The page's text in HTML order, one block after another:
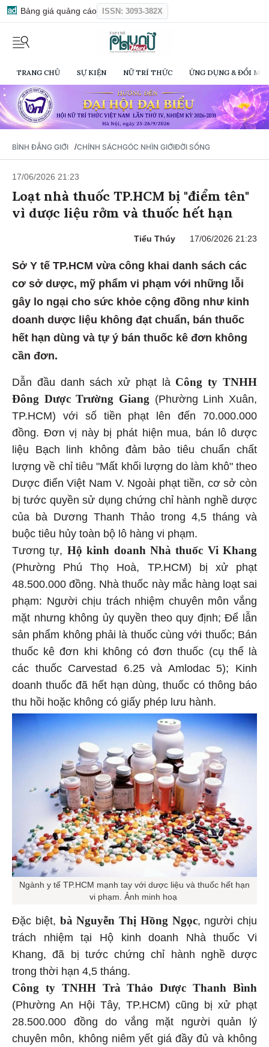
Bảng giá quảng cáo ISSN: 3093-382X
TRANG CHỦ SỰ KIỆN NỮ TRÍ THỨC ỨNG DỤNG & ĐỔI
BÌNH ĐẲNG GIỚI /CHÍNH SÁCHGÓC NHÌN GIỚIĐỜI SỐNG
17/06/2026 21:23
Loạt nhà thuốc TP.HCM bị "điểm tên"
vì dược liệu rởm và thuốc hết hạn
Tiểu Thúy 17/06/2026 21:23
Sở Y tế TP.HCM vừa công khai danh sách các
cơ sở dược, mỹ phẩm vi phạm với những lỗi
gây lo ngại cho sức khỏe cộng đồng như kinh
doanh dược liệu không đạt chuẩn, bán thuốc
hết hạn dùng và tự ý bán thuốc kê đơn không
cần đơn.
Dẫn đầu danh sách xử phạt là Công ty TNHH
Đông Dược Trường Giang (Phường Linh Xuân,
TP.HCM) với số tiền phạt lên đến 70.000.000
đồng. Đơn vị này bị phát hiện mua, bán lô dược
liệu Bạch linh không đảm bảo tiêu chuẩn chất
lượng về chỉ tiêu "Mất khối lượng do làm khô" theo
Dược điển Việt Nam V. Ngoài phạt tiền, cơ sở còn
bị tước quyền sử dụng chứng chỉ hành nghề dược
của bà Dương Thanh Thảo trong 4,5 tháng và
buộc tiêu hủy toàn bộ lô hàng vi phạm.
Tương tự, Hộ kinh doanh Nhà thuốc Vi Khang
(Phường Phú Thọ Hoà, TP.HCM) bị xử phạt
48.500.000 đồng. Nhà thuốc này mắc hàng loạt sai
phạm: Người chịu trách nhiệm chuyên môn vắng
mặt nhưng không ủy quyền theo quy định; Để lẫn
sản phẩm không phải là thuốc cùng với thuốc; Bán
thuốc kê đơn khi không có đơn thuốc (cụ thể là
các thuốc Carvestad 6.25 và Amlodac 5); Kinh
doanh thuốc đã hết hạn dùng, thuốc có thông báo
thu hồi hoặc không có giấy phép lưu hành.
Ngành y tế TP.HCM mạnh tay với dược liệu và thuốc hết hạn
vi phạm. Ảnh minh hoạ
Đặc biệt, bà Nguyễn Thị Hồng Ngọc, người chịu
trách nhiệm tại Hộ kinh doanh Nhà thuốc Vi
Khang, đã bị tước chứng chỉ hành nghề dược
trong thời hạn 4,5 tháng.
Công ty TNHH Trà Thảo Dược Thanh Bình
(Phường An Hội Tây, TP.HCM) cũng bị xử phạt
28.500.000 đồng do vắng mặt người quản lý
chuyên môn, không niêm yết giá đầy đủ và không